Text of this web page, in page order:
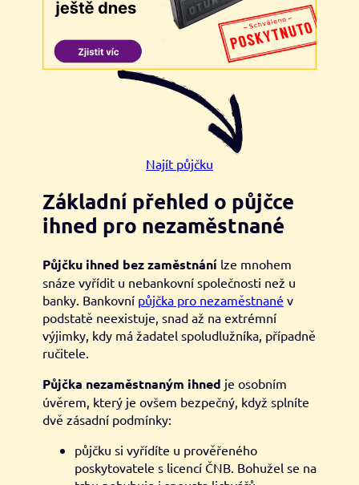
Najít půjčku
Základní přehled o půjčce
ihned pro nezaměstnané
Půjčku ihned bez zaměstnání lze mnohem
snáze vyřídit u nebankovní společnosti než u
banky. Bankovní půjčka pro nezaměstnané v
podstatě neexistuje, snad až na extrémní
výjimky, kdy má žadatel spoludlužníka, případně
ručitele.
Půjčka nezaměstnaným ihned je osobním
úvěrem, který je ovšem bezpečný, když splníte
dvě zásadní podmínky:
půjčku si vyřídíte u prověřeného
poskytovatele s licencí ČNB. Bohužel se na